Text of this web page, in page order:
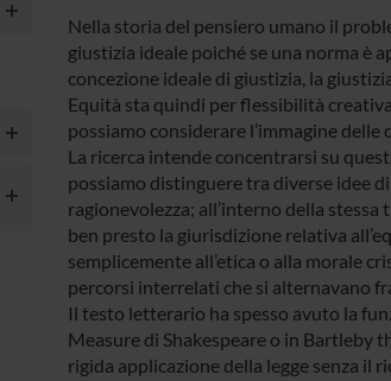
Nella storia del pensiero umano il
giustizia ideale poiché se una norma è
concezione ideale di giustizia, la
Equità sta quindi per flessibilità
possiamo considerare l’immagine
La ricerca intende concentrarsi su
possiamo distinguere tra diverse idee
ragionevolezza; all’interno della stessa
ben presto la giurisdizione relativa
semplicemente all’etica o alla morale
percorsi interrelati che si alternavano
Il testo letterario ha spesso avuto la
Measure di Shakespeare o in Bartleby
rigida applicazione della legge senza il